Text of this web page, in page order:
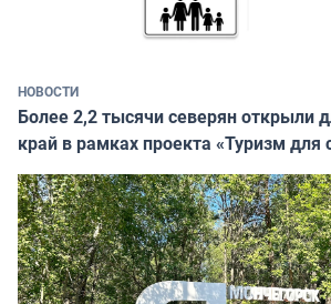
НОВОСТИ
Более 2,2 тысячи северян открыли
край в рамках проекта «Туризм для